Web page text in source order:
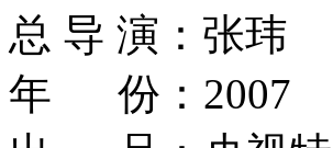
总 导 演：张玮
年 份：2007